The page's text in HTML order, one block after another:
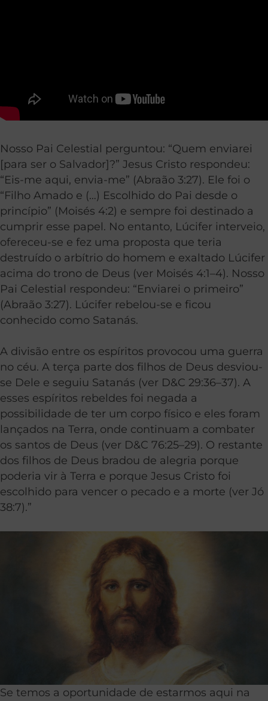
Nosso Pai Celestial perguntou: “Quem enviarei
[para ser o Salvador]?” Jesus Cristo respondeu:
“Eis-me aqui, envia-me” (Abraão 3:27). Ele foi o
“Filho Amado e (…) Escolhido do Pai desde o
princípio” (Moisés 4:2) e sempre foi destinado a
cumprir esse papel. No entanto, Lúcifer interveio,
ofereceu-se e fez uma proposta que teria
destruído o arbítrio do homem e exaltado Lúcifer
acima do trono de Deus (ver Moisés 4:1–4). Nosso
Pai Celestial respondeu: “Enviarei o primeiro”
(Abraão 3:27). Lúcifer rebelou-se e ficou
conhecido como Satanás.
A divisão entre os espíritos provocou uma guerra
no céu. A terça parte dos filhos de Deus desviou-
se Dele e seguiu Satanás (ver D&C 29:36–37). A
esses espíritos rebeldes foi negada a
possibilidade de ter um corpo físico e eles foram
lançados na Terra, onde continuam a combater
os santos de Deus (ver D&C 76:25–29). O restante
dos filhos de Deus bradou de alegria porque
poderia vir à Terra e porque Jesus Cristo foi
escolhido para vencer o pecado e a morte (ver Jó
38:7).”
Se temos a oportunidade de estarmos aqui na